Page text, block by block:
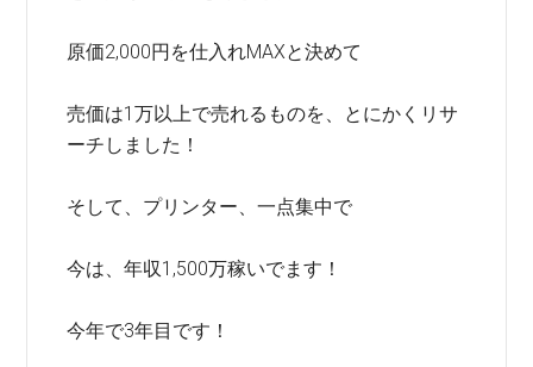
原価2,000円を仕入れMAXと決めて
売価は1万以上で売れるものを、とにかくリサ
ーチしました！
そして、プリンター、一点集中で
今は、年収1,500万稼いでます！
今年で3年目です！